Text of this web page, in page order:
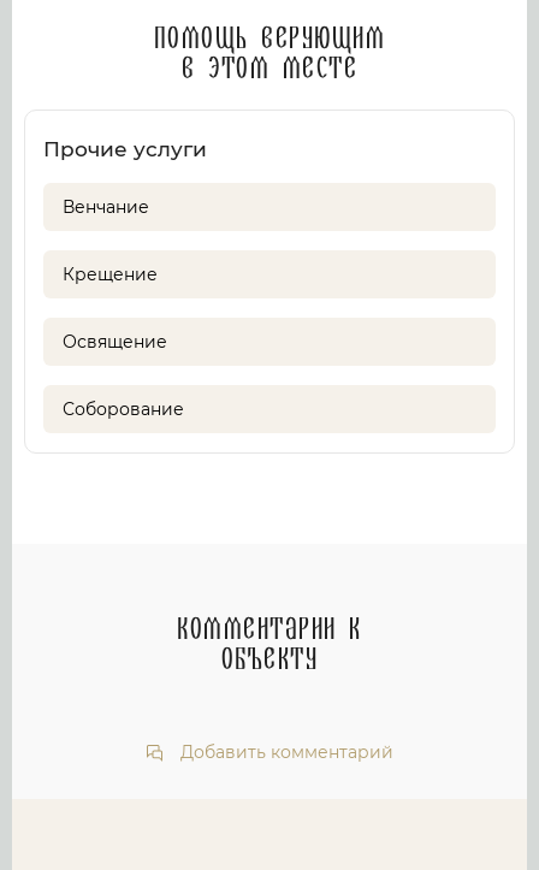
Помощь верующим
в этом месте
Прочие услуги
Венчание
Крещение
Освящение
Соборование
Комментарии к
объекту
Добавить комментарий